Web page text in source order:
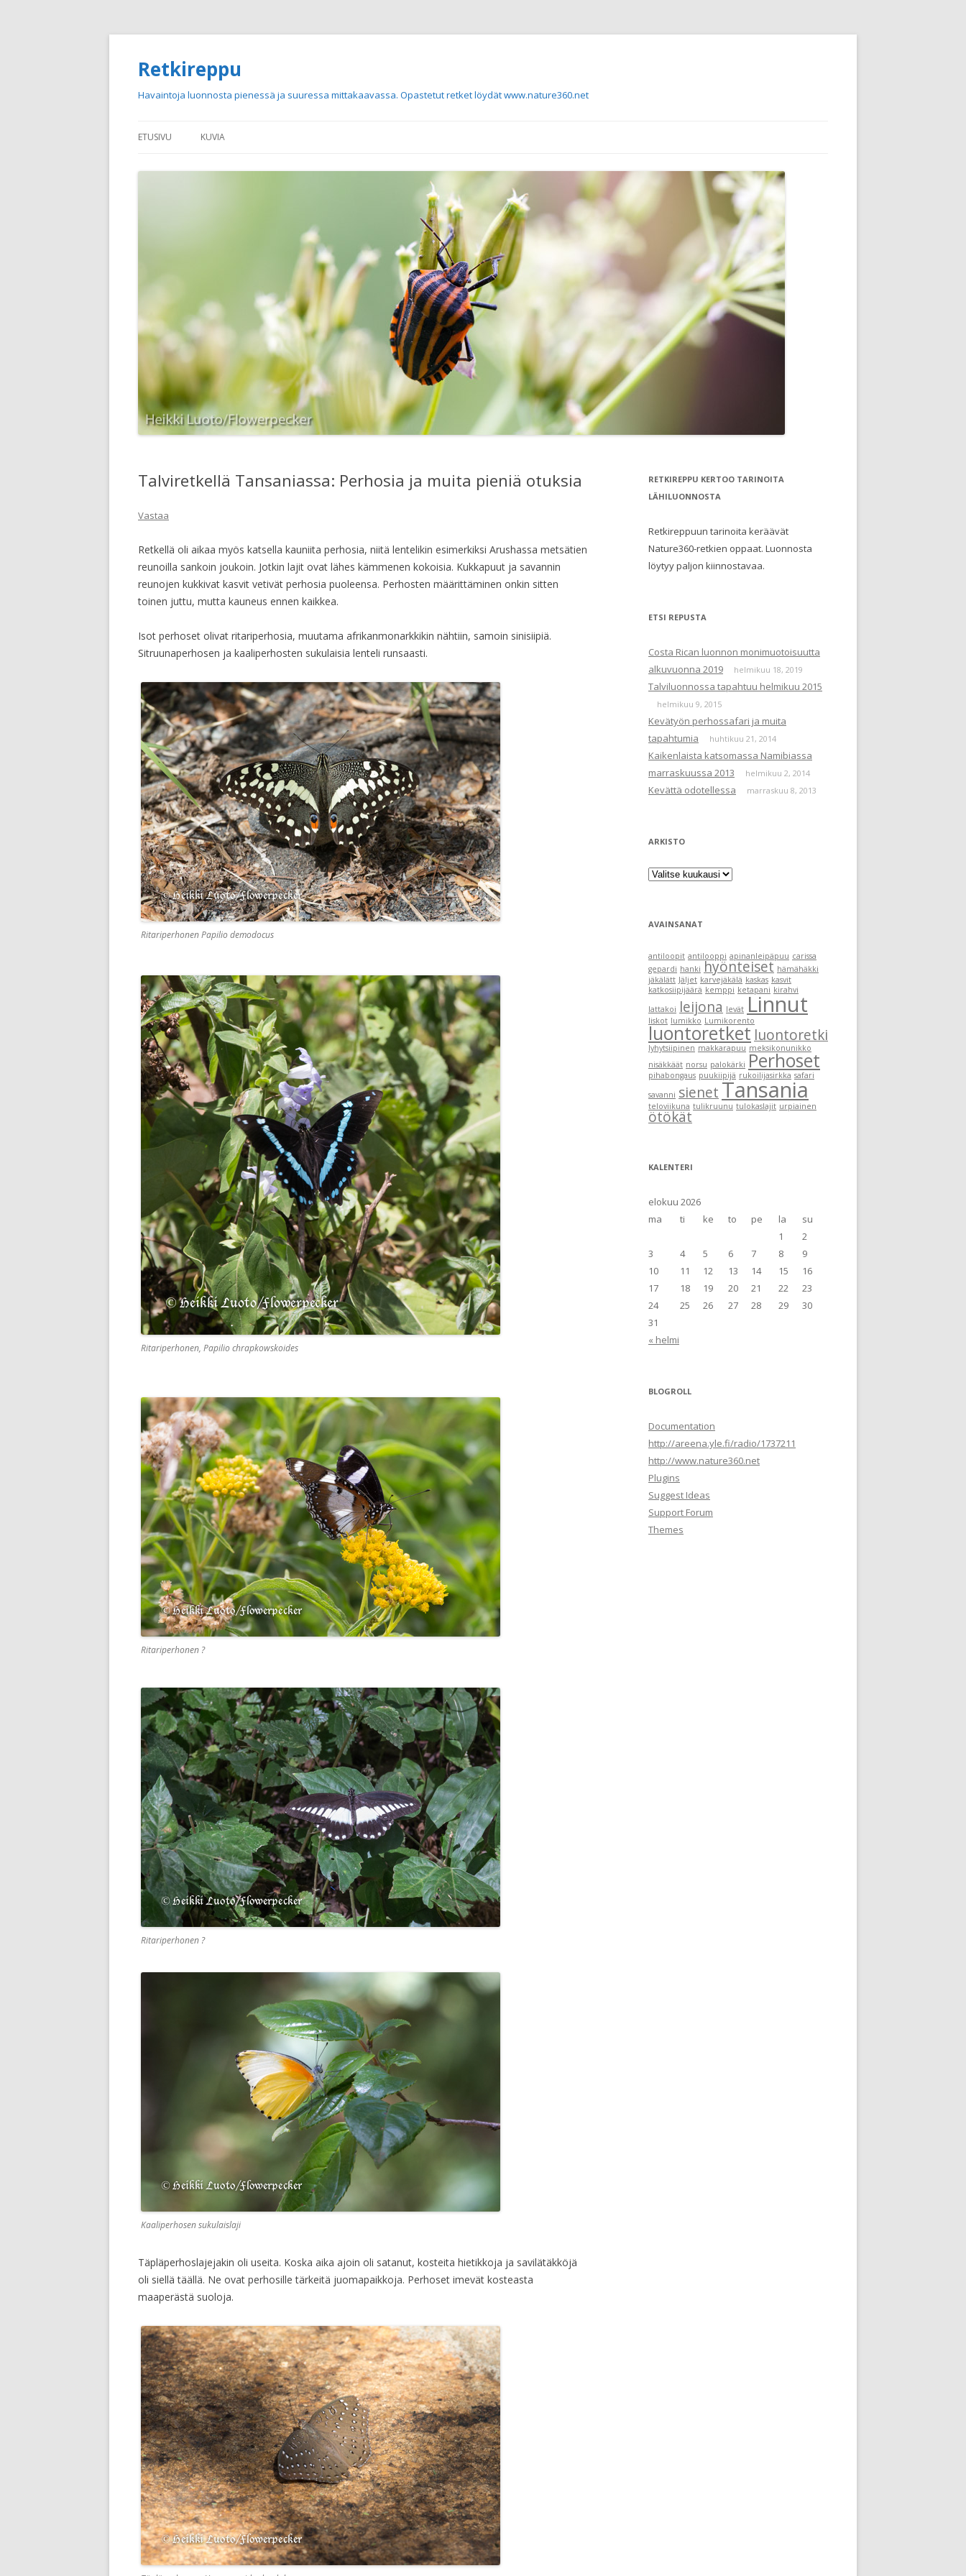
Retkireppu
Havaintoja luonnosta pienessä ja suuressa mittakaavassa. Opastetut retket löydät www.nature360.net
ETUSIVU KUVIA
Talviretkellä Tansaniassa: Perhosia ja muita pieniä otuksia
Vastaa
Retkellä oli aikaa myös katsella kauniita perhosia, niitä lentelikin esimerkiksi Arushassa metsätien
reunoilla sankoin joukoin. Jotkin lajit ovat lähes kämmenen kokoisia. Kukkapuut ja savannin
reunojen kukkivat kasvit vetivät perhosia puoleensa. Perhosten määrittäminen onkin sitten
toinen juttu, mutta kauneus ennen kaikkea.
Isot perhoset olivat ritariperhosia, muutama afrikanmonarkkikin nähtiin, samoin sinisiipiä.
Sitruunaperhosen ja kaaliperhosten sukulaisia lenteli runsaasti.
Ritariperhonen Papilio demodocus
Ritariperhonen, Papilio chrapkowskoides
Ritariperhonen ?
Ritariperhonen ?
Kaaliperhosen sukulaislaji
Täpläperhoslajejakin oli useita. Koska aika ajoin oli satanut, kosteita hietikkoja ja savilätäkköjä
oli siellä täällä. Ne ovat perhosille tärkeitä juomapaikkoja. Perhoset imevät kosteasta
maaperästä suoloja.
RETKIREPPU KERTOO TARINOITA
LÄHILUONNOSTA
Retkireppuun tarinoita keräävät
Nature360-retkien oppaat. Luonnosta
löytyy paljon kiinnostavaa.
ETSI REPUSTA
Costa Rican luonnon monimuotoisuutta
alkuvuonna 2019
helmikuu 18, 2019
Talviluonnossa tapahtuu helmikuu 2015
helmikuu 9, 2015
Kevätyön perhossafari ja muita
tapahtumia
huhtikuu 21, 2014
Kaikenlaista katsomassa Namibiassa
marraskuussa 2013
helmikuu 2, 2014
Kevättä odotellessa marraskuu 8, 2013
ARKISTO
Arkisto
AVAINSANAT
antiloopit antilooppi apinanleipäpuu carissa
gepardi hanki hyönteiset hämähäkki
jäkälätt Jäljet karvejäkälä kaskas kasvit
katkosiipijäärä kemppi ketapani kirahvi
lattakoi leijona levät Linnut
liskot lumikko Lumikorento
luontoretket luontoretki
lyhytsiipinen makkarapuu meksikonunikko
nisäkkäät norsu palokärki Perhoset
pihabongaus puukiipijä rukoilijasirkka safari
savanni sienet Tansania
teloviikuna tulikruunu tulokaslajit urpiainen
ötökät
KALENTERI
elokuu 2026
ma
ti ke to pe la su
« helmi
1
2
3
4 5 6 7 8
9
10
11 12 13 14 15
16
17
18 19 20 21 22
23
24
25 26 27 28 29
30
31
BLOGROLL
Documentation
http://areena.yle.fi/radio/1737211
http://www.nature360.net
Plugins
Suggest Ideas
Support Forum
Themes